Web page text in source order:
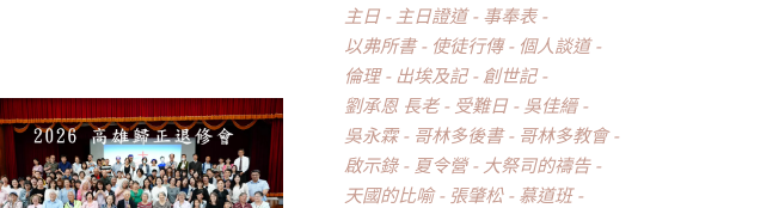
主日 主日證道
事奉表
以弗所書
使徒行傳
個人談道
倫理
出埃及記
創世記
劉承恩 長老
受難日
吳佳縉
吳永霖
哥林多後書
哥林多教會
啟示錄
夏令營
大祭司的禱告
天國的比喻
張肇松
慕道班